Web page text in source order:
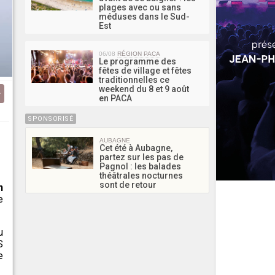
plages avec ou sans
méduses dans le Sud-
Est
06/08 RÉGION PACA
Le programme des
fêtes de village et fêtes
traditionnelles ce
weekend du 8 et 9 août
en PACA
SPONSORISÉ
AUBAGNE
Cet été à Aubagne,
partez sur les pas de
Pagnol : les balades
théâtrales nocturnes
sont de retour